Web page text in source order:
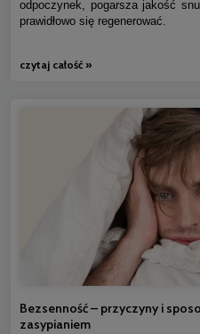
odpoczynek, pogarsza jakość
prawidłowo się regenerować.
czytaj całość »
Bezsenność – przyczyny i
zasypianiem